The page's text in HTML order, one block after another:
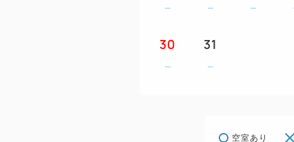
30 31
空室あり